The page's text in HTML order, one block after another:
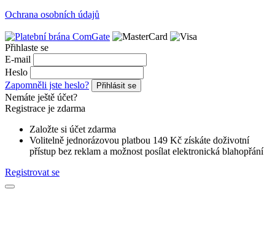
Ochrana osobních údajů
Přihlaste se
E-mail
Heslo
Zapomněli jste heslo?
Přihlásit se
Nemáte ještě účet?
Registrace je zdarma
Založte si účet zdarma
Volitelně jednorázovou platbou 149 Kč získáte doživotní
přístup bez reklam a možnost posílat elektronická blahopřání
Registrovat se